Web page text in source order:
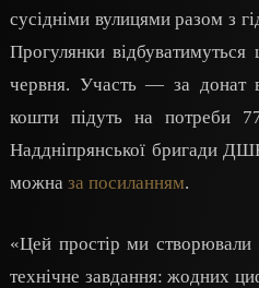
сусідніми вулицями разом з
Прогулянки
червня. Участь — за донат
кошти підуть на потреби
Наддніпрянської бригади
можна за посиланням.
«Цей простір ми
технічне завдання: жодних